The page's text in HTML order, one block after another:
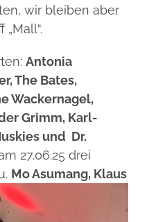
wir bleiben aber
Antonia
The Bates,
Wackernagel,
Grimm, Karl-
und Dr.
27.06.25 drei
Mo Asumang, Klaus